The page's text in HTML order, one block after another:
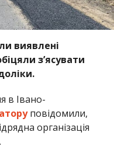
виявлені
з’ясувати
в Івано-
повідомили,
організація